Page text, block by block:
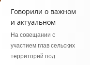
Говорили о важном
и актуальном
На совещании с
участием глав сельских
территорий под